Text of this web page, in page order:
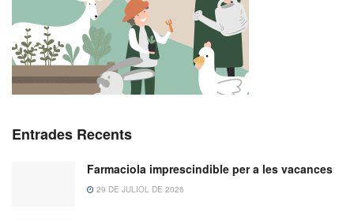
Entrades Recents
Farmaciola imprescindible per a les vacances
29 DE JULIOL DE 2026